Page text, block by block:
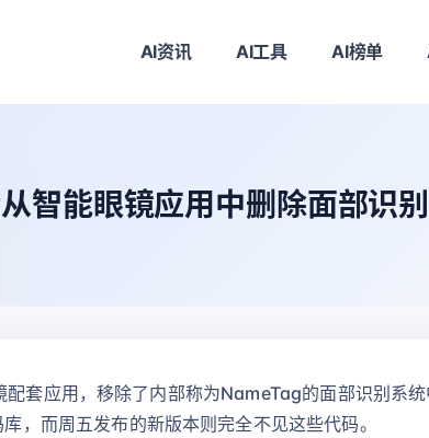
AI资讯 AI工具 AI榜单
智能眼镜应用中删除面部识
套应用，移除了内部称为NameTag的面部识别系
，而周五发布的新版本则完全不见这些代码。